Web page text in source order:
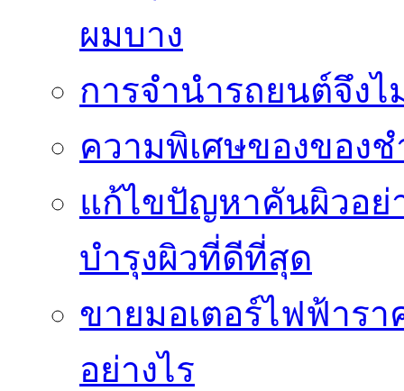
ผมบาง
การจำนำรถยนต์จึงไ
ความพิเศษของของ
แก้ไขปัญหาคันผิวอ
บำรุงผิวที่ดีที่สุด
ขายมอเตอร์ไฟฟ้าร
อย่างไร